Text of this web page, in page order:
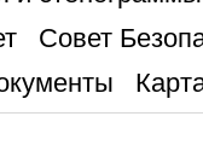
Совет